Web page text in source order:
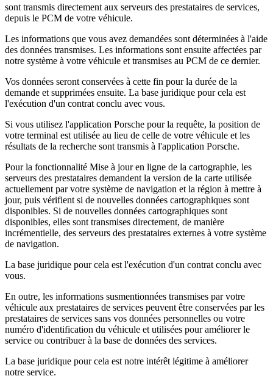
sont transmis directement aux serveurs des prestataires de services,
depuis le PCM de votre véhicule.
Les informations que vous avez demandées sont déterminées à l'aide
des données transmises. Les informations sont ensuite affectées par
notre système à votre véhicule et transmises au PCM de ce dernier.
Vos données seront conservées à cette fin pour la durée de la
demande et supprimées ensuite. La base juridique pour cela est
l'exécution d'un contrat conclu avec vous.
Si vous utilisez l'application Porsche pour la requête, la position de
votre terminal est utilisée au lieu de celle de votre véhicule et les
résultats de la recherche sont transmis à l'application Porsche.
Pour la fonctionnalité Mise à jour en ligne de la cartographie, les
serveurs des prestataires demandent la version de la carte utilisée
actuellement par votre système de navigation et la région à mettre à
jour, puis vérifient si de nouvelles données cartographiques sont
disponibles. Si de nouvelles données cartographiques sont
disponibles, elles sont transmises directement, de manière
incrémentielle, des serveurs des prestataires externes à votre système
de navigation.
La base juridique pour cela est l'exécution d'un contrat conclu avec
vous.
En outre, les informations susmentionnées transmises par votre
véhicule aux prestataires de services peuvent être conservées par les
prestataires de services sans vos données personnelles ou votre
numéro d'identification du véhicule et utilisées pour améliorer le
service ou contribuer à la base de données des services.
La base juridique pour cela est notre intérêt légitime à améliorer
notre service.